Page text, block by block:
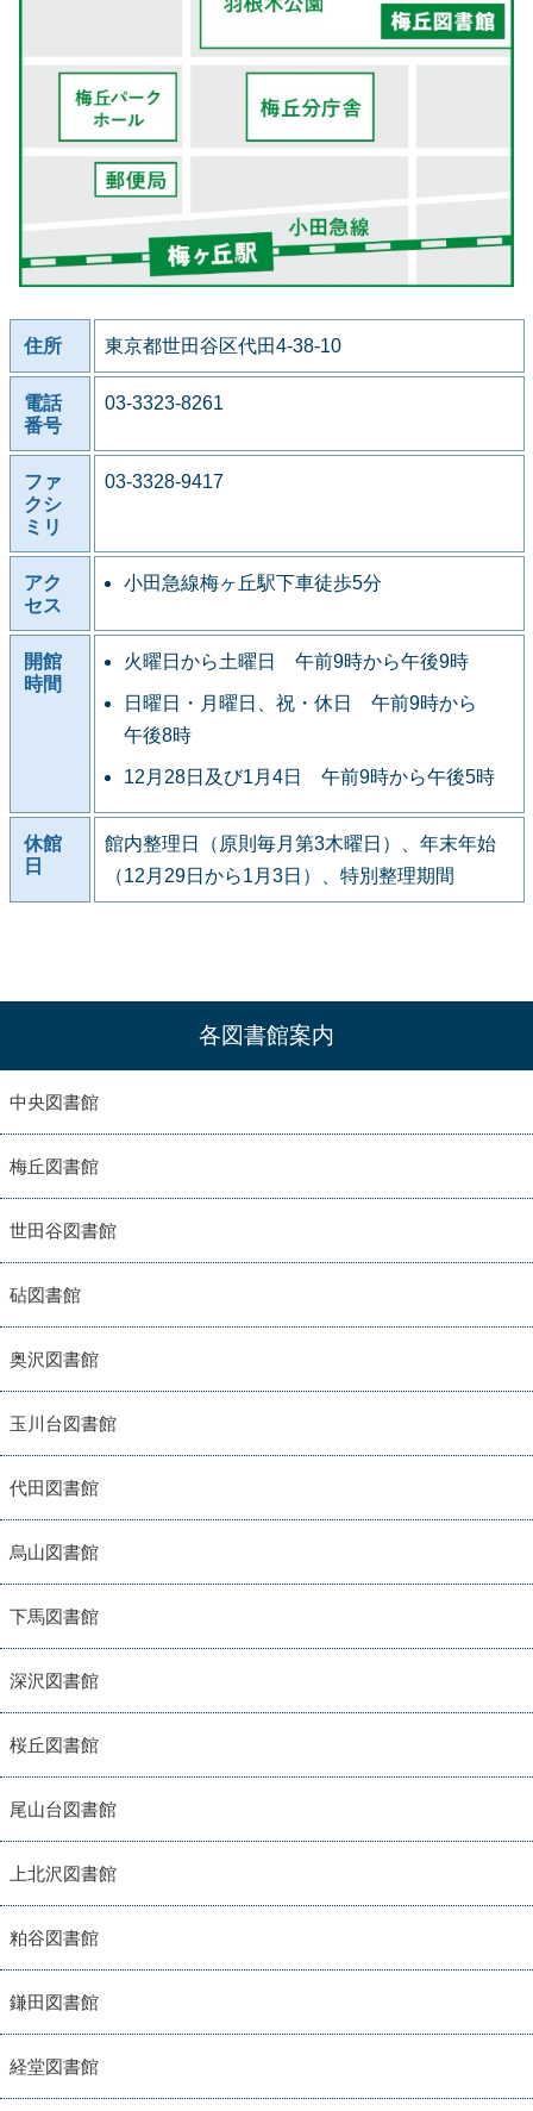
住所 東京都世田谷区代田4-38-10
電話
番号
03-3323-8261
ファ
クシ
ミリ
03-3328-9417
アク
セス
小田急線梅ヶ丘駅下車徒歩5分
開館
時間
火曜日から土曜日 午前9時から午後9時
日曜日・月曜日、祝・休日 午前9時から
午後8時
12月28日及び1月4日 午前9時から午後5時
休館
日
館内整理日（原則毎月第3木曜日）、年末年始
（12月29日から1月3日）、特別整理期間
各図書館案内
中央図書館
梅丘図書館
世田谷図書館
砧図書館
奥沢図書館
玉川台図書館
代田図書館
烏山図書館
下馬図書館
深沢図書館
桜丘図書館
尾山台図書館
上北沢図書館
粕谷図書館
鎌田図書館
経堂図書館